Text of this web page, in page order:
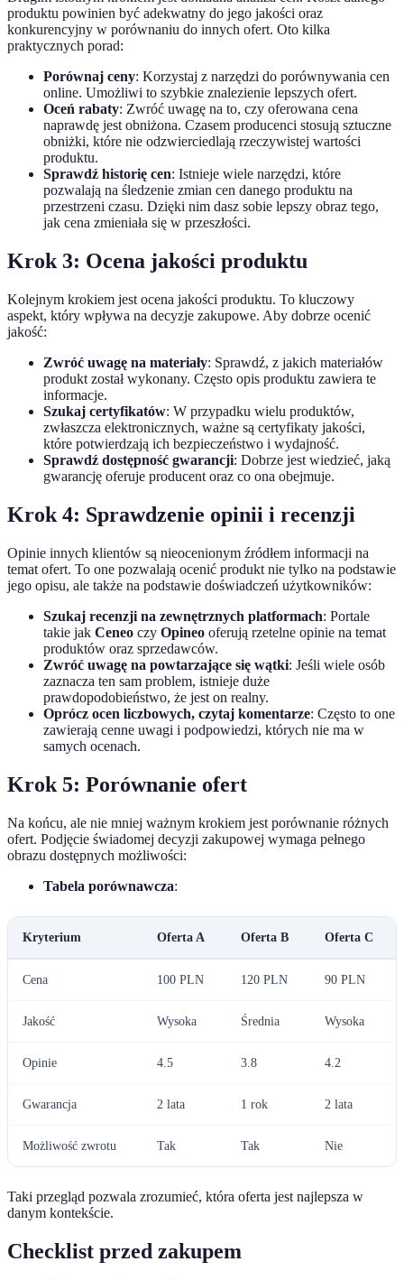
produktu powinien być adekwatny do jego jakości oraz
konkurencyjny w porównaniu do innych ofert. Oto kilka
praktycznych porad:
Porównaj ceny: Korzystaj z narzędzi do porównywania cen
online. Umożliwi to szybkie znalezienie lepszych ofert.
Oceń rabaty: Zwróć uwagę na to, czy oferowana cena
naprawdę jest obniżona. Czasem producenci stosują sztuczne
obniżki, które nie odzwierciedlają rzeczywistej wartości
produktu.
Sprawdź historię cen: Istnieje wiele narzędzi, które
pozwalają na śledzenie zmian cen danego produktu na
przestrzeni czasu. Dzięki nim dasz sobie lepszy obraz tego,
jak cena zmieniała się w przeszłości.
Krok 3: Ocena jakości produktu
Kolejnym krokiem jest ocena jakości produktu. To kluczowy
aspekt, który wpływa na decyzje zakupowe. Aby dobrze ocenić
jakość:
Zwróć uwagę na materiały: Sprawdź, z jakich materiałów
produkt został wykonany. Często opis produktu zawiera te
informacje.
Szukaj certyfikatów: W przypadku wielu produktów,
zwłaszcza elektronicznych, ważne są certyfikaty jakości,
które potwierdzają ich bezpieczeństwo i wydajność.
Sprawdź dostępność gwarancji: Dobrze jest wiedzieć, jaką
gwarancję oferuje producent oraz co ona obejmuje.
Krok 4: Sprawdzenie opinii i recenzji
Opinie innych klientów są nieocenionym źródłem informacji na
temat ofert. To one pozwalają ocenić produkt nie tylko na podstawie
jego opisu, ale także na podstawie doświadczeń użytkowników:
Szukaj recenzji na zewnętrznych platformach: Portale
takie jak Ceneo czy Opineo oferują rzetelne opinie na temat
produktów oraz sprzedawców.
Zwróć uwagę na powtarzające się wątki: Jeśli wiele osób
zaznacza ten sam problem, istnieje duże
prawdopodobieństwo, że jest on realny.
Oprócz ocen liczbowych, czytaj komentarze: Często to one
zawierają cenne uwagi i podpowiedzi, których nie ma w
samych ocenach.
Krok 5: Porównanie ofert
Na końcu, ale nie mniej ważnym krokiem jest porównanie różnych
ofert. Podjęcie świadomej decyzji zakupowej wymaga pełnego
obrazu dostępnych możliwości:
Tabela porównawcza:
Kryterium Oferta A Oferta B Oferta C
Cena 100 PLN 120 PLN 90 PLN
Jakość Wysoka Średnia Wysoka
Opinie 4.5 3.8 4.2
Gwarancja 2 lata 1 rok 2 lata
Możliwość zwrotu Tak Tak Nie
Taki przegląd pozwala zrozumieć, która oferta jest najlepsza w
danym kontekście.
Checklist przed zakupem